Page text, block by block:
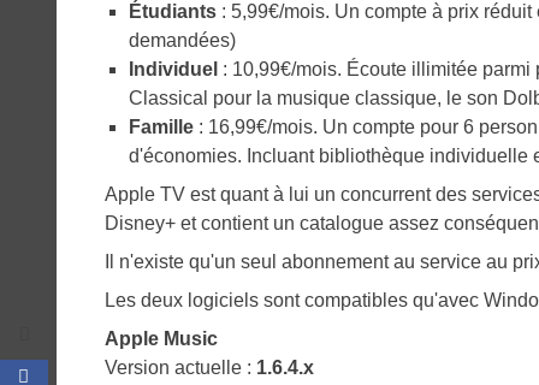
Étudiants : 5,99€/mois. Un compte à prix
demandées)
Individuel : 10,99€/mois. Écoute illimitée
Classical pour la musique classique, le son
Famille : 16,99€/mois. Un compte pour 6
d'économies. Incluant bibliothèque individuelle
Apple TV est quant à lui un concurrent des
Disney+ et contient un catalogue assez
Il n'existe qu'un seul abonnement au service au
Les deux logiciels sont compatibles qu'avec
Apple Music
Version actuelle : 1.6.4.x